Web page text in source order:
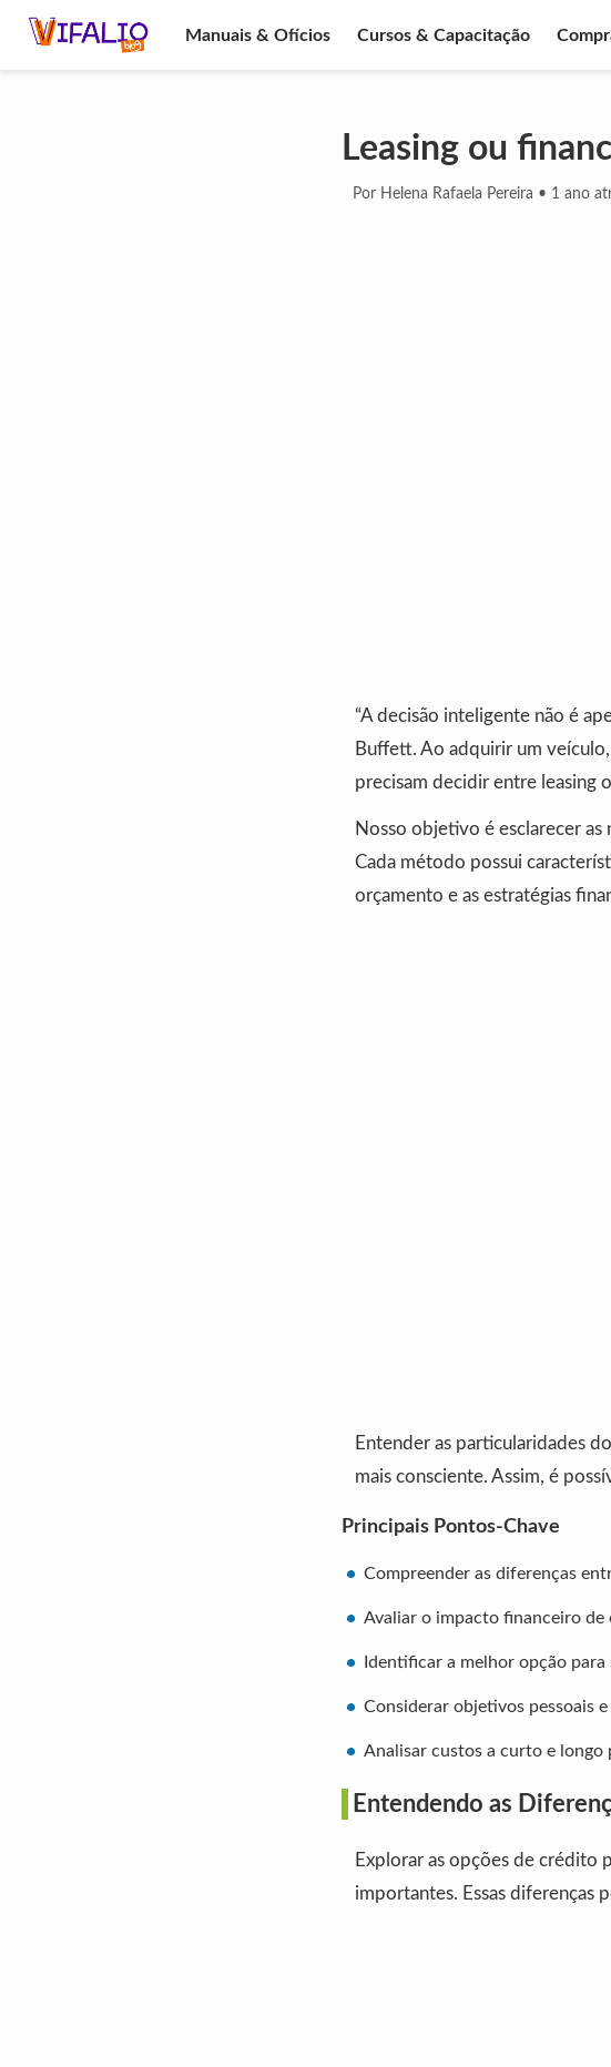
Manuais & Ofícios Cursos & Capacitação
Leasing ou
Por Helena Rafaela Pereira • 1 ano
“A decisão inteligente não é
Buffett. Ao adquirir um
precisam decidir entre leasing
Nosso objetivo é esclarecer as
Cada método possui
orçamento e as estratégias
Entender as particularidades
mais consciente. Assim, é
Principais Pontos-Chave
Compreender as diferenças
Avaliar o impacto financeiro de
Identificar a melhor opção para
Considerar objetivos pessoais
Analisar custos a curto e longo
Entendendo as
Explorar as opções de crédito
importantes. Essas diferenças